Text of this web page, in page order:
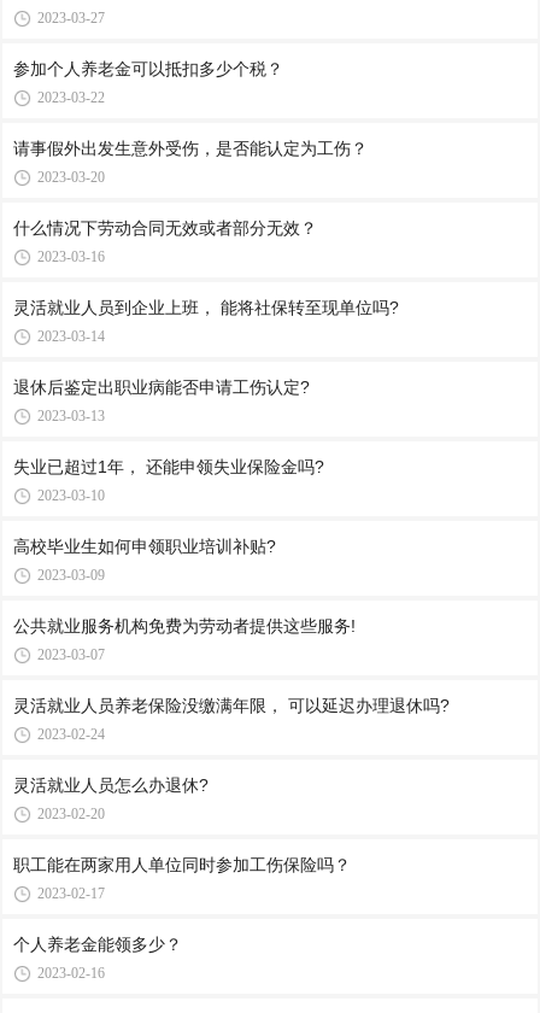
2023-03-27
参加个人养老金可以抵扣多少个税？
2023-03-22
请事假外出发生意外受伤，是否能认定为工伤？
2023-03-20
什么情况下劳动合同无效或者部分无效？
2023-03-16
灵活就业人员到企业上班， 能将社保转至现单位吗?
2023-03-14
退休后鉴定出职业病能否申请工伤认定?
2023-03-13
失业已超过1年， 还能申领失业保险金吗?
2023-03-10
高校毕业生如何申领职业培训补贴?
2023-03-09
公共就业服务机构免费为劳动者提供这些服务!
2023-03-07
灵活就业人员养老保险没缴满年限， 可以延迟办理退休吗?
2023-02-24
灵活就业人员怎么办退休?
2023-02-20
职工能在两家用人单位同时参加工伤保险吗？
2023-02-17
个人养老金能领多少？
2023-02-16